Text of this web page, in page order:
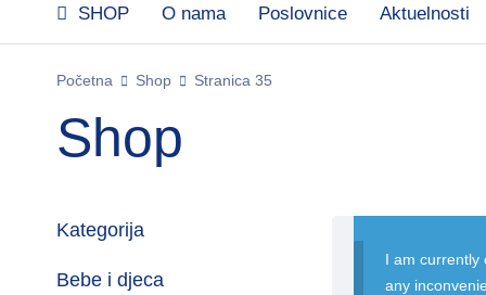
SHOP O nama Poslovnice Aktuelnosti
Početna Shop Stranica 35
Shop
Kategorija
Bebe i djeca
I am currently
any